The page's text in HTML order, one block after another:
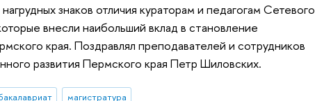
знаков отличия кураторам и педагогам Сетевого
внесли наибольший вклад в становление
края. Поздравлял преподавателей и сотрудников
развития Пермского края Петр Шиловских.
магистратура